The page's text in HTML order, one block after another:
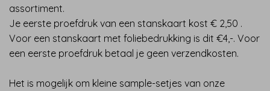
assortiment.
Je eerste proefdruk van een stanskaart kost € 2,50 .
Voor een stanskaart met foliebedrukking is dit €4,-. Voor
een eerste proefdruk betaal je geen verzendkosten.
Het is mogelijk om kleine sample-setjes van onze